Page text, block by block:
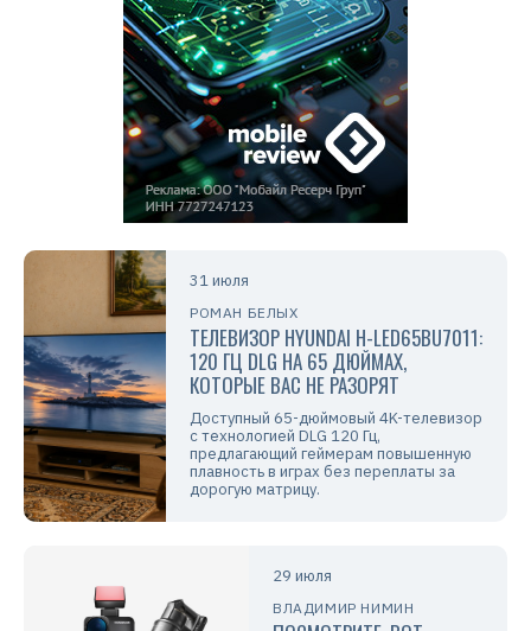
31 июля
РОМАН БЕЛЫХ
ТЕЛЕВИЗОР HYUNDAI H-LED65BU7011:
120 ГЦ DLG НА 65 ДЮЙМАХ,
КОТОРЫЕ ВАС НЕ РАЗОРЯТ
Доступный 65-дюймовый 4K-телевизор
с технологией DLG 120 Гц,
предлагающий геймерам повышенную
плавность в играх без переплаты за
дорогую матрицу.
29 июля
ВЛАДИМИР НИМИН